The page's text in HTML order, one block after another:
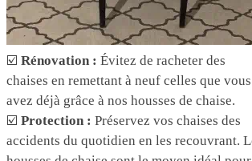
☑️ Rénovation : Évitez de racheter des
chaises en remettant à neuf celles que vous
avez déjà grâce à nos housses de chaise.
☑️ Protection : Préservez vos chaises des
accidents du quotidien en les recouvrant.